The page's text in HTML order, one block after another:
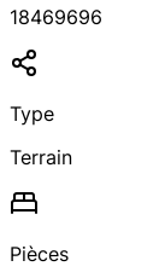
18469696
Type
Terrain
Pièces